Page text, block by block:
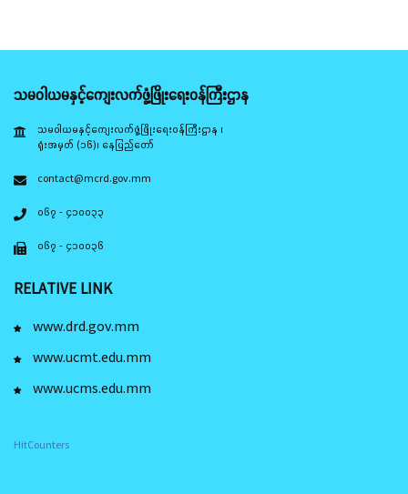
သမဝါယမနှင့်ကျေးလက်ဖွံ့ဖြိုးရေးဝန်ကြီးဌာန
သမဝါယမနှင့်ကျေးလက်ဖွံ့ဖြိုးရေးဝန်ကြီးဌာန ၊
ရုံးအမှတ် (၁၆)၊ နေပြည်တော်
contact@mcrd.gov.mm
၀၆၇ - ၄၁၀၀၃၃
၀၆၇ - ၄၁၀၀၃၆
RELATIVE LINK
www.drd.gov.mm
www.ucmt.edu.mm
www.ucms.edu.mm
HitCounters